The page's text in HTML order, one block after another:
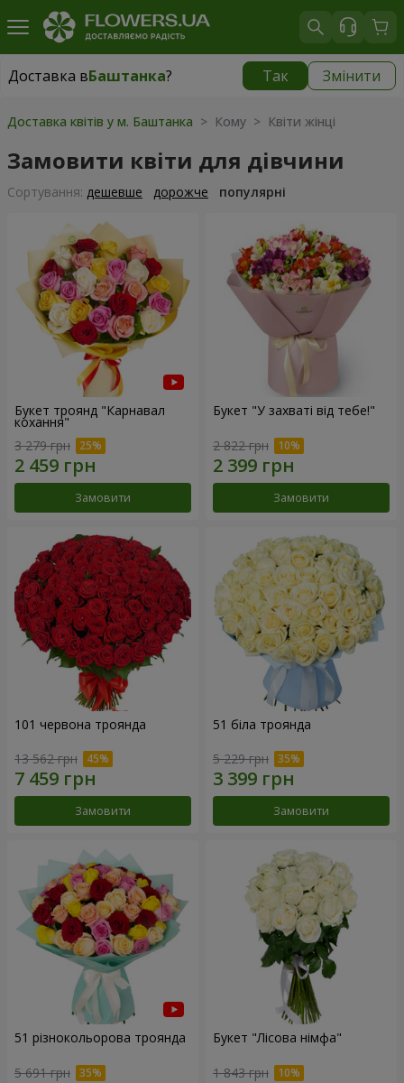
Доставка вБаштанка? Так Змінити
Доставка вБаштанка|
Доставка квітів у м. Баштанка > Кому > Квіти жінці
Замовити квіти для дівчини
Сортування: дешевше дорожче популярні
Букет троянд "Карнавал
кохання"
3 279 грн
Замовити
Букет "У захваті від тебе!"
2 822 грн
Замовити
101 червона троянда
13 562 грн
Замовити
51 біла троянда
5 229 грн
Замовити
51 різнокольорова троянда
5 691 грн
Букет "Лісова німфа"
1 843 грн